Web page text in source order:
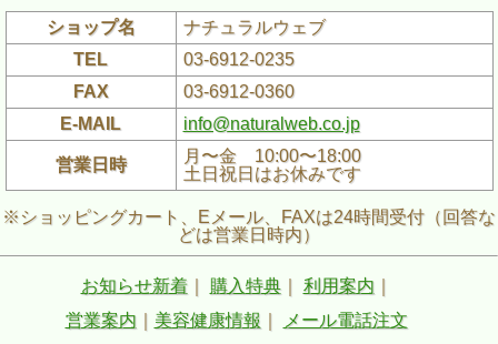
ショップ名
ナチュラルウェブ
TEL
03-6912-0235
FAX
03-6912-0360
E-MAIL
info@naturalweb.co.jp
営業日時
月〜金 10:00〜18:00
土日祝日はお休みです
※ショッピングカート、Eメール、FAXは24時間受付（回答な
どは営業日時内）
お知らせ新着｜ 購入特典｜ 利用案内
営業案内
美容健康情報 メール電話注文